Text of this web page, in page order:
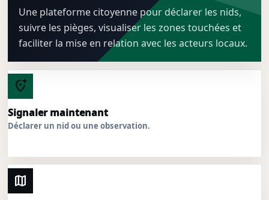
Une plateforme citoyenne pour déclarer les nids,
suivre les pièges, visualiser les zones touchées et
faciliter la mise en relation avec les acteurs locaux.
add_location_alt
Signaler maintenant
Déclarer un nid ou une observation.
map